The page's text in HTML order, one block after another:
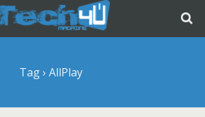
Tag › AllPlay